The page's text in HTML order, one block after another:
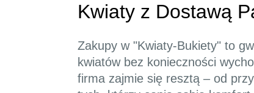
Kwiaty z Dostawą
Zakupy w "Kwiaty-Bukiety" to
kwiatów bez konieczności
firma zajmie się resztą – od